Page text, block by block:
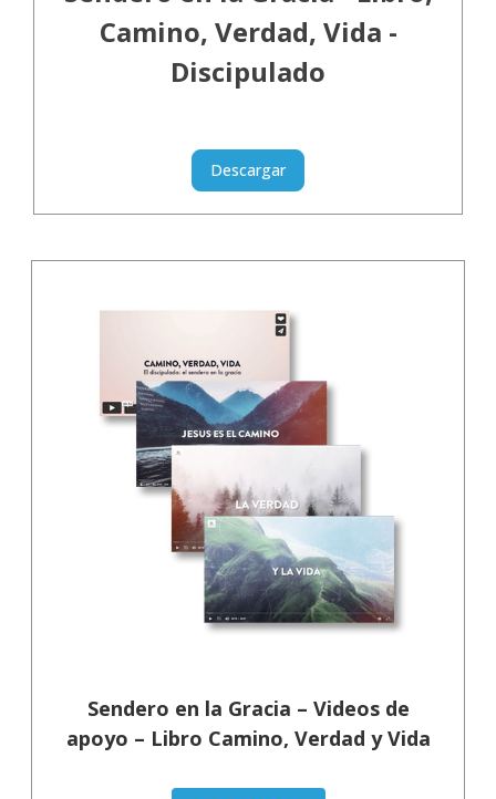
Camino, Verdad, Vida -
Discipulado
Descargar
Sendero en la Gracia – Videos de
apoyo – Libro Camino, Verdad y Vida